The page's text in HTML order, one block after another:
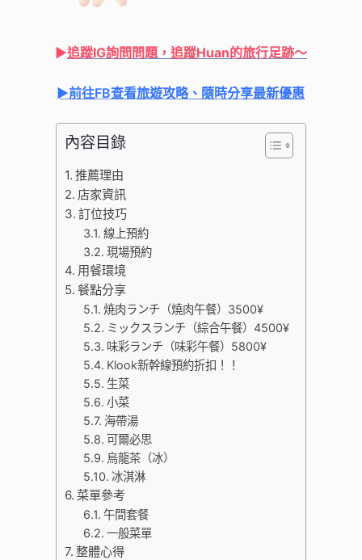
►追蹤IG詢問問題，追蹤Huan的旅行足跡～
►前往FB查看旅遊攻略、隨時分享最新優惠
內容目錄
推薦理由
店家資訊
訂位技巧
線上預約
現場預約
用餐環境
餐點分享
焼肉ランチ（燒肉午餐）3500¥
ミックスランチ（綜合午餐）4500¥
味彩ランチ（味彩午餐）5800¥
Klook新幹線預約折扣！！
生菜
小菜
海帶湯
可爾必思
烏龍茶（冰）
冰淇淋
菜單參考
午間套餐
一般菜單
整體心得